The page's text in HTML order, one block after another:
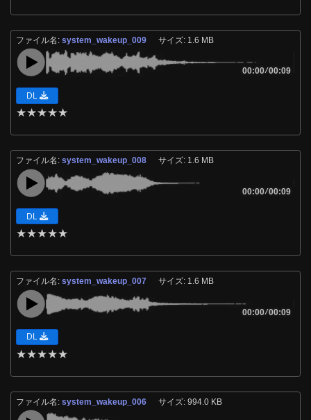
ファイル名:system_wakeup_009 サイズ: 1.6 MB
00:00/00:09
DL
★★★★★
ファイル名:system_wakeup_008 サイズ: 1.6 MB
00:00/00:09
DL
★★★★★
ファイル名:system_wakeup_007 サイズ: 1.6 MB
00:00/00:09
DL
★★★★★
ファイル名:system_wakeup_006 サイズ: 994.0 KB